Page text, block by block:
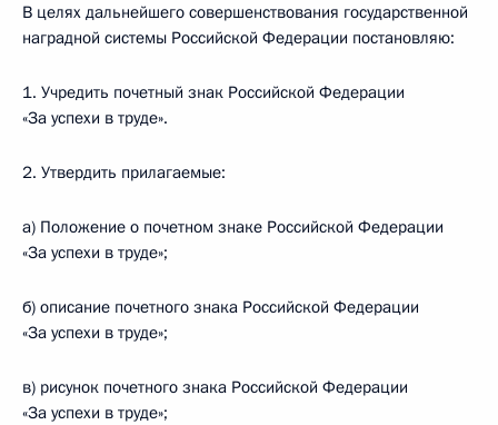
В целях дальнейшего совершенствования государственной
наградной системы Российской Федерации постановляю:
1. Учредить почетный знак Российской Федерации
«За успехи в труде».
2. Утвердить прилагаемые:
а) Положение о почетном знаке Российской Федерации
«За успехи в труде»;
б) описание почетного знака Российской Федерации
«За успехи в труде»;
в) рисунок почетного знака Российской Федерации
«За успехи в труде»;